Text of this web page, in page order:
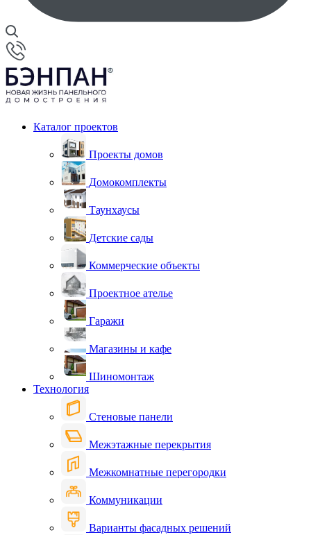
Каталог проектов
Проекты домов
Домокомплекты
Таунхаусы
Детские сады
Коммерческие объекты
Проектное ателье
Гаражи
Магазины и кафе
Шиномонтаж
Технология
Стеновые панели
Межэтажные перекрытия
Межкомнатные перегородки
Коммуникации
Варианты фасадных решений